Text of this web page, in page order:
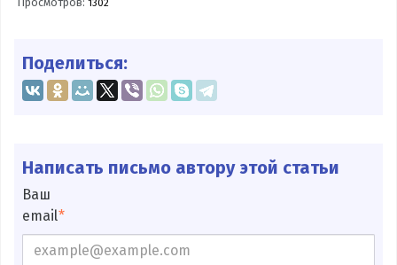
1302
Поделиться:
Написать письмо автору этой статьи
Ваш
email